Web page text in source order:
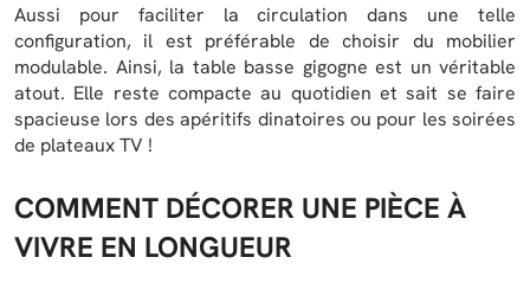
Aussi pour faciliter la circulation dans une telle
configuration, il est préférable de choisir du mobilier
modulable. Ainsi, la table basse gigogne est un véritable
atout. Elle reste compacte au quotidien et sait se faire
spacieuse lors des apéritifs dinatoires ou pour les soirées
de plateaux TV !
COMMENT DÉCORER UNE PIÈCE À
VIVRE EN LONGUEUR